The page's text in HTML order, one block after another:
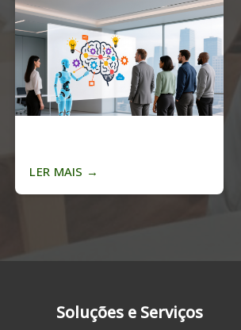
LER MAIS→
Soluções e Serviços